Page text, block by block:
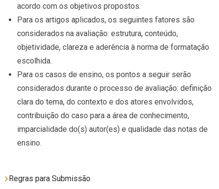
acordo com os objetivos propostos.
Para os artigos aplicados, os seguintes fatores são
considerados na avaliação: estrutura, conteúdo,
objetividade, clareza e aderência à norma de formatação
escolhida.
Para os casos de ensino, os pontos a seguir serão
considerados durante o processo de avaliação: definição
clara do tema, do contexto e dos atores envolvidos,
contribuição do caso para a área de conhecimento,
imparcialidade do(s) autor(es) e qualidade das notas de
ensino.
Regras para Submissão